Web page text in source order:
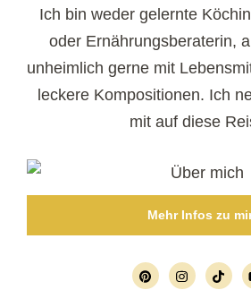
Ich bin weder gelernte
oder Ernährungsberaterin,
unheimlich gerne mit
leckere Kompositionen. Ich
mit auf diese
Mehr Infos zu